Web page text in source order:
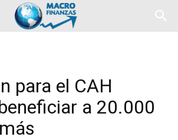
para el CAH
a 20.000